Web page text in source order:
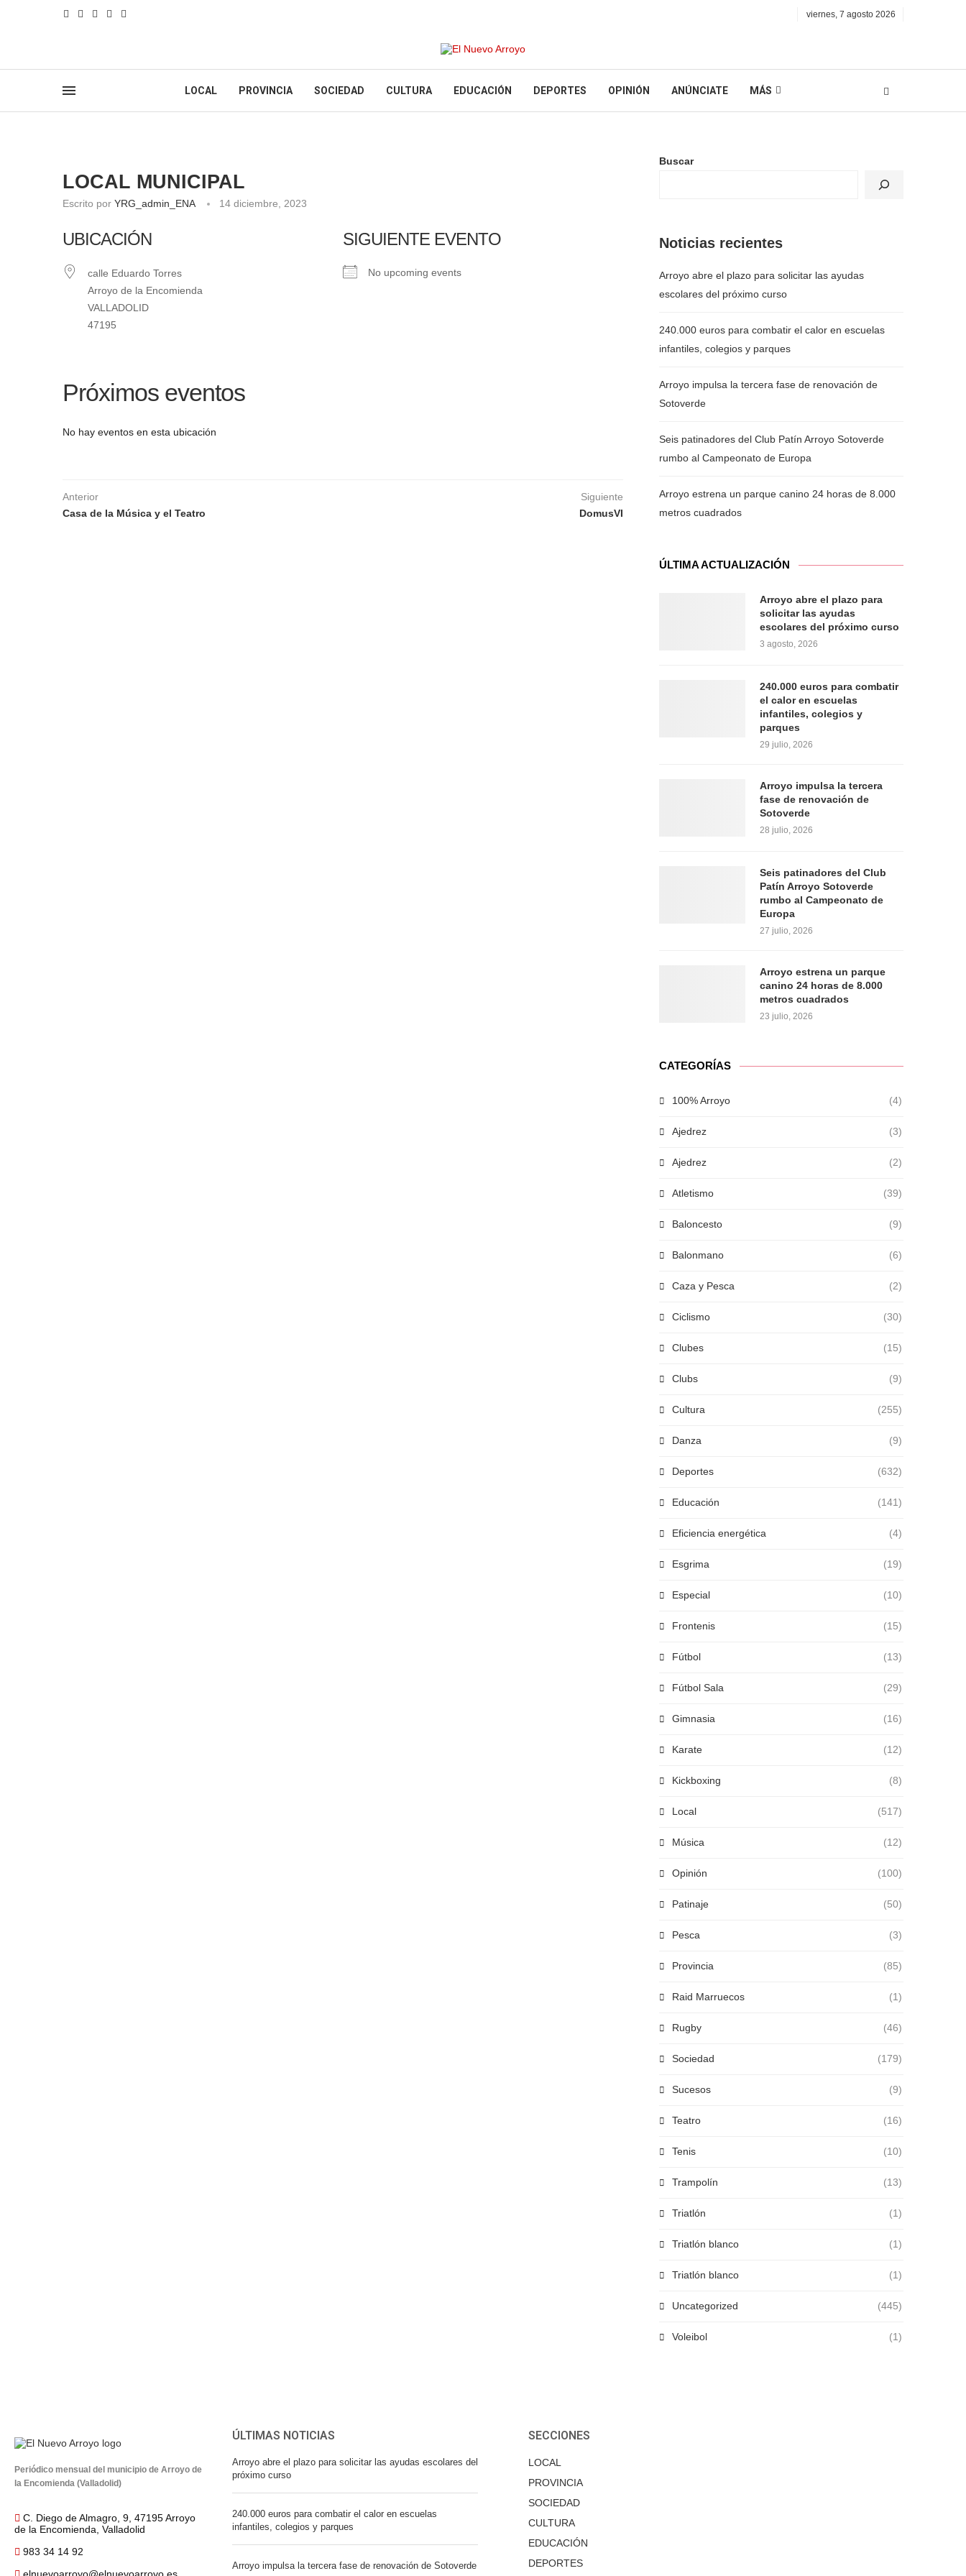
viernes, 7 agosto 2026
LOCAL PROVINCIA SOCIEDAD CULTURA EDUCACIÓN DEPORTES OPINIÓN ANÚNCIATE MÁS
LOCAL MUNICIPAL
Escrito por YRG_admin_ENA 14 diciembre, 2023
UBICACIÓN
calle Eduardo Torres
Arroyo de la Encomienda
VALLADOLID
47195
SIGUIENTE EVENTO
No upcoming events
Próximos eventos
No hay eventos en esta ubicación
Anterior
Casa de la Música y el Teatro
Siguiente
DomusVI
Buscar
Noticias recientes
Arroyo abre el plazo para solicitar las ayudas
escolares del próximo curso
240.000 euros para combatir el calor en escuelas
infantiles, colegios y parques
Arroyo impulsa la tercera fase de renovación de
Sotoverde
Seis patinadores del Club Patín Arroyo Sotoverde
rumbo al Campeonato de Europa
Arroyo estrena un parque canino 24 horas de 8.000
metros cuadrados
ÚLTIMA ACTUALIZACIÓN
Arroyo abre el plazo para
solicitar las ayudas
escolares del próximo curso
3 agosto, 2026
240.000 euros para combatir
el calor en escuelas
infantiles, colegios y
parques
29 julio, 2026
Arroyo impulsa la tercera
fase de renovación de
Sotoverde
28 julio, 2026
Seis patinadores del Club
Patín Arroyo Sotoverde
rumbo al Campeonato de
Europa
27 julio, 2026
Arroyo estrena un parque
canino 24 horas de 8.000
metros cuadrados
23 julio, 2026
CATEGORÍAS
100% Arroyo (4)
Ajedrez (3)
Ajedrez (2)
Atletismo (39)
Baloncesto (9)
Balonmano (6)
Caza y Pesca (2)
Ciclismo (30)
Clubes (15)
Clubs (9)
Cultura (255)
Danza (9)
Deportes (632)
Educación (141)
Eficiencia energética (4)
Esgrima (19)
Especial (10)
Frontenis (15)
Fútbol (13)
Fútbol Sala (29)
Gimnasia (16)
Karate (12)
Kickboxing (8)
Local (517)
Música (12)
Opinión (100)
Patinaje (50)
Pesca (3)
Provincia (85)
Raid Marruecos (1)
Rugby (46)
Sociedad (179)
Sucesos (9)
Teatro (16)
Tenis (10)
Trampolín (13)
Triatlón (1)
Triatlón blanco (1)
Triatlón blanco (1)
Uncategorized (445)
Voleibol (1)
Periódico mensual del municipio de Arroyo de
la Encomienda (Valladolid)
C. Diego de Almagro, 9, 47195 Arroyo
de la Encomienda, Valladolid
983 34 14 92
ÚLTIMAS NOTICIAS
Arroyo abre el plazo para solicitar las ayudas escolares del
próximo curso
240.000 euros para combatir el calor en escuelas
infantiles, colegios y parques
Arroyo impulsa la tercera fase de renovación de Sotoverde
SECCIONES
LOCAL
PROVINCIA
SOCIEDAD
CULTURA
EDUCACIÓN
DEPORTES